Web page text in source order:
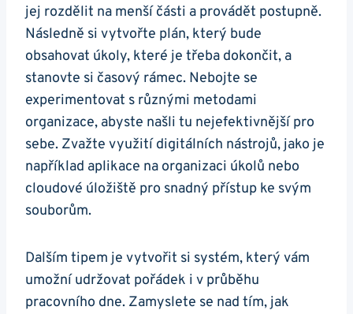
jej rozdělit na menší části a provádět postupně.
Následně si vytvořte plán, který bude
obsahovat úkoly, které je třeba dokončit, a
stanovte si časový rámec. Nebojte se
experimentovat s různými metodami
organizace, abyste našli tu nejefektivnější pro
sebe. Zvažte využití digitálních nástrojů, jako je
například aplikace na organizaci úkolů nebo
cloudové úložiště pro snadný přístup ke svým
souborům.
Dalším tipem je vytvořit si systém, který vám
umožní udržovat pořádek i v průběhu
pracovního dne. Zamyslete se nad tím, jak